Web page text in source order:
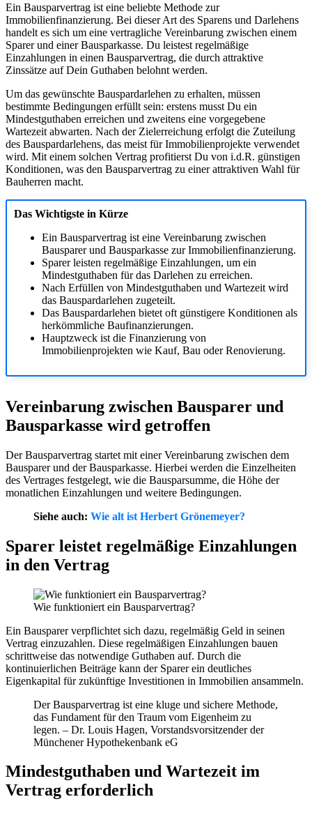
Ein Bausparvertrag ist eine beliebte Methode zur
Immobilienfinanzierung. Bei dieser Art des Sparens und Darlehens
handelt es sich um eine vertragliche Vereinbarung zwischen einem
Sparer und einer Bausparkasse. Du leistest regelmäßige
Einzahlungen in einen Bausparvertrag, die durch attraktive
Zinssätze auf Dein Guthaben belohnt werden.
Um das gewünschte Bauspardarlehen zu erhalten, müssen
bestimmte Bedingungen erfüllt sein: erstens musst Du ein
Mindestguthaben erreichen und zweitens eine vorgegebene
Wartezeit abwarten. Nach der Zielerreichung erfolgt die Zuteilung
des Bauspardarlehens, das meist für Immobilienprojekte verwendet
wird. Mit einem solchen Vertrag profitierst Du von i.d.R. günstigen
Konditionen, was den Bausparvertrag zu einer attraktiven Wahl für
Bauherren macht.
Das Wichtigste in Kürze
Ein Bausparvertrag ist eine Vereinbarung zwischen
Bausparer und Bausparkasse zur Immobilienfinanzierung.
Sparer leisten regelmäßige Einzahlungen, um ein
Mindestguthaben für das Darlehen zu erreichen.
Nach Erfüllen von Mindestguthaben und Wartezeit wird
das Bauspardarlehen zugeteilt.
Das Bauspardarlehen bietet oft günstigere Konditionen als
herkömmliche Baufinanzierungen.
Hauptzweck ist die Finanzierung von
Immobilienprojekten wie Kauf, Bau oder Renovierung.
Vereinbarung zwischen Bausparer und
Bausparkasse wird getroffen
Der Bausparvertrag startet mit einer Vereinbarung zwischen dem
Bausparer und der Bausparkasse. Hierbei werden die Einzelheiten
des Vertrages festgelegt, wie die Bausparsumme, die Höhe der
monatlichen Einzahlungen und weitere Bedingungen.
Siehe auch: Wie alt ist Herbert Grönemeyer?
Sparer leistet regelmäßige Einzahlungen
in den Vertrag
Wie funktioniert ein Bausparvertrag?
Ein Bausparer verpflichtet sich dazu, regelmäßig Geld in seinen
Vertrag einzuzahlen. Diese regelmäßigen Einzahlungen bauen
schrittweise das notwendige Guthaben auf. Durch die
kontinuierlichen Beiträge kann der Sparer ein deutliches
Eigenkapital für zukünftige Investitionen in Immobilien ansammeln.
Der Bausparvertrag ist eine kluge und sichere Methode,
das Fundament für den Traum vom Eigenheim zu
legen. – Dr. Louis Hagen, Vorstandsvorsitzender der
Münchener Hypothekenbank eG
Mindestguthaben und Wartezeit im
Vertrag erforderlich